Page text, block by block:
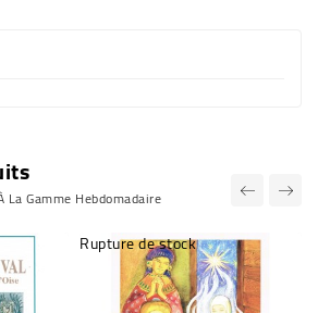
Gamme Hebdomadaire
Rupture de stock